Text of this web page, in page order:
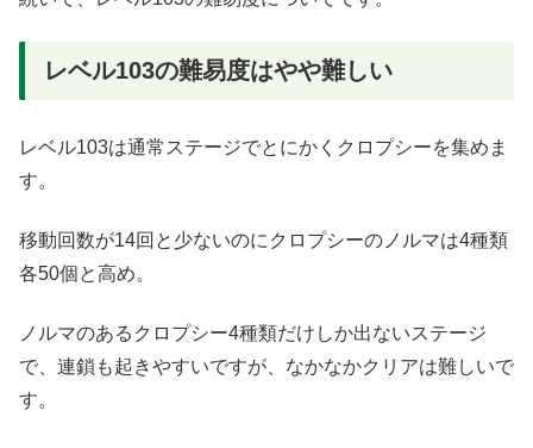
レベル103の難易度はやや難しい
レベル103は通常ステージでとにかくクロプシーを集めま
す。
移動回数が14回と少ないのにクロプシーのノルマは4種類
各50個と高め。
ノルマのあるクロプシー4種類だけしか出ないステージ
で、連鎖も起きやすいですが、なかなかクリアは難しいで
す。